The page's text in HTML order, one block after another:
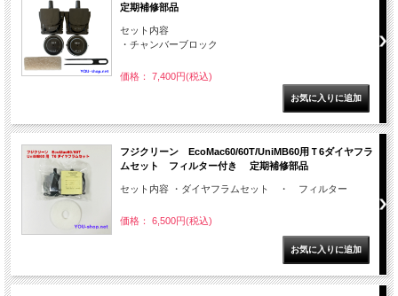
定期補修部品
セット内容
・チャンバーブロック
価格： 7,400円(税込)
フジクリーン EcoMac60/60T/UniMB60用Ｔ6ダイヤフラ
ムセット フィルター付き 定期補修部品
セット内容 ・ダイヤフラムセット ・ フィルター
価格： 6,500円(税込)